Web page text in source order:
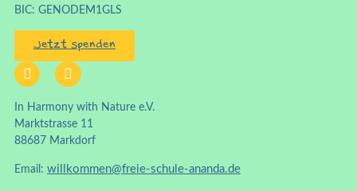
BIC: GENODEM1GLS
Jetzt spenden
In Harmony with Nature e.V.
Marktstrasse 11
88687 Markdorf
Email: willkommen@freie-schule-ananda.de